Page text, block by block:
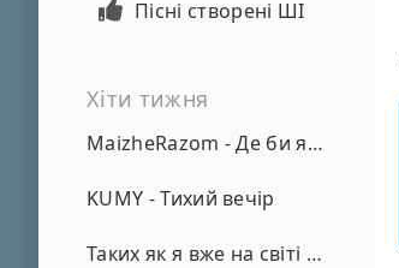
Пісні створені ШІ
Хіти тижня
MaizheRazom - Де би я не був
KUMY - Тихий вечір
Таких як я вже на світі нема - А. Малярник